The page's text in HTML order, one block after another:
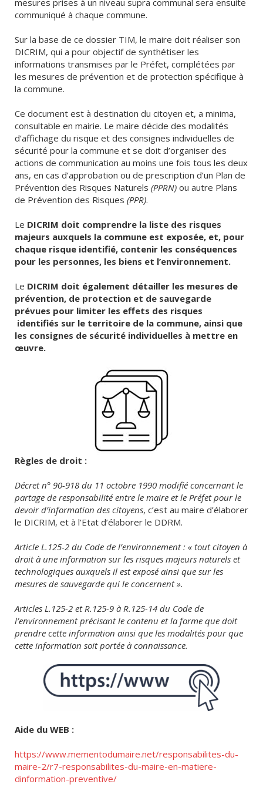
communiqué à chaque commune.
Sur la base de ce dossier TIM, le maire doit réaliser son
DICRIM, qui a pour objectif de synthétiser les
informations transmises par le Préfet, complétées par
les mesures de prévention et de protection spécifique à
la commune.
Ce document est à destination du citoyen et, a minima,
consultable en mairie. Le maire décide des modalités
d’affichage du risque et des consignes individuelles de
sécurité pour la commune et se doit d’organiser des
actions de communication au moins une fois tous les deux
ans, en cas d’approbation ou de prescription d’un Plan de
Prévention des Risques Naturels (PPRN) ou autre Plans
de Prévention des Risques (PPR).
Le DICRIM doit comprendre la liste des risques
majeurs auxquels la commune est exposée, et, pour
chaque risque identifié, contenir les conséquences
pour les personnes, les biens et l’environnement.
Le DICRIM doit également détailler les mesures de
prévention, de protection et de sauvegarde
prévues pour limiter les effets des risques
identifiés sur le territoire de la commune, ainsi que
les consignes de sécurité individuelles à mettre en
œuvre.
Règles de droit :
Décret n° 90-918 du 11 octobre 1990 modifié concernant le
partage de responsabilité entre le maire et le Préfet pour le
devoir d’information des citoyens, c’est au maire d’élaborer
le DICRIM, et à l’Etat d’élaborer le DDRM.
Article L.125-2 du Code de l’environnement : « tout citoyen à
droit à une information sur les risques majeurs naturels et
technologiques auxquels il est exposé ainsi que sur les
mesures de sauvegarde qui le concernent ».
Articles L.125-2 et R.125-9 à R.125-14 du Code de
l’environnement précisant le contenu et la forme que doit
prendre cette information ainsi que les modalités pour que
cette information soit portée à connaissance.
Aide du WEB :
https://www.mementodumaire.net/responsabilites-du-
maire-2/r7-responsabilites-du-maire-en-matiere-
dinformation-preventive/